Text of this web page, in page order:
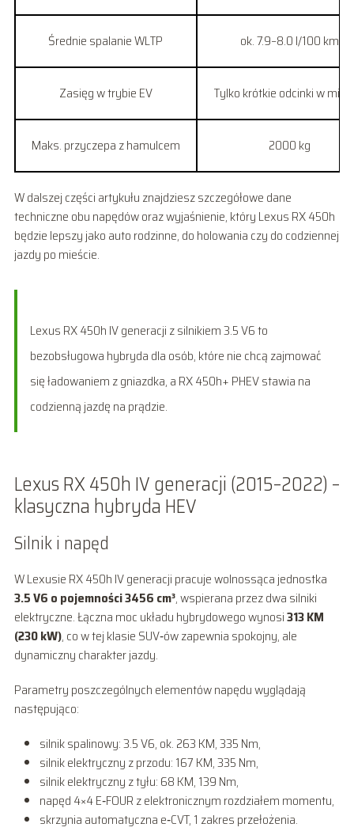
Średnie spalanie WLTP ok. 7.9–8.0 l/100 km
Zasięg w trybie EV Tylko krótkie odcinki w
Maks. przyczepa z hamulcem 2000 kg
W dalszej części artykułu znajdziesz szczegółowe dane
techniczne obu napędów oraz wyjaśnienie, który Lexus RX 450h
będzie lepszy jako auto rodzinne, do holowania czy do codziennej
jazdy po mieście.
Lexus RX 450h IV generacji z silnikiem 3.5 V6 to
bezobsługowa hybryda dla osób, które nie chcą zajmować
się ładowaniem z gniazdka, a RX 450h+ PHEV stawia na
codzienną jazdę na prądzie.
Lexus RX 450h IV generacji (2015–2022) –
klasyczna hybryda HEV
Silnik i napęd
W Lexusie RX 450h IV generacji pracuje wolnossąca jednostka
3.5 V6 o pojemności 3456 cm³, wspierana przez dwa silniki
elektryczne. Łączna moc układu hybrydowego wynosi313 KM
(230 kW), co w tej klasie SUV‑ów zapewnia spokojny, ale
dynamiczny charakter jazdy.
Parametry poszczególnych elementów napędu wyglądają
następująco:
silnik spalinowy: 3.5 V6, ok. 263 KM, 335 Nm,
silnik elektryczny z przodu: 167 KM, 335 Nm,
silnik elektryczny z tyłu: 68 KM, 139 Nm,
napęd 4×4 E‑FOUR z elektronicznym rozdziałem momentu,
skrzynia automatyczna e‑CVT, 1 zakres przełożenia.